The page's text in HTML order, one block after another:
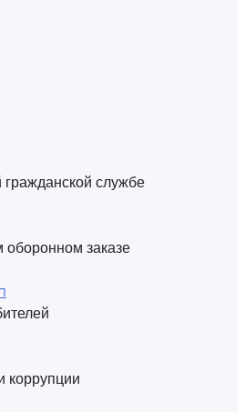
гражданской службе
оборонном заказе
коррупции